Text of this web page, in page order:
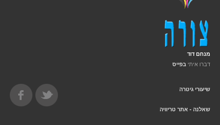
מנחם דוד
דברו איתי בפייס
שיעורי גיטרה
שאלנה - אתר טריוויה